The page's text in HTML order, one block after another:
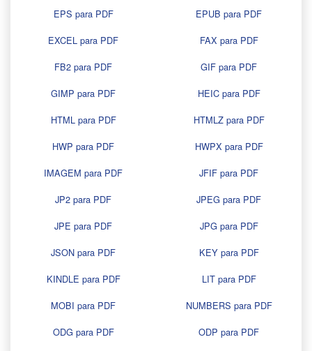
EPS para PDF
EPUB para PDF
EXCEL para PDF
FAX para PDF
FB2 para PDF
GIF para PDF
GIMP para PDF
HEIC para PDF
HTML para PDF
HTMLZ para PDF
HWP para PDF
HWPX para PDF
IMAGEM para PDF
JFIF para PDF
JP2 para PDF
JPEG para PDF
JPE para PDF
JPG para PDF
JSON para PDF
KEY para PDF
KINDLE para PDF
LIT para PDF
MOBI para PDF
NUMBERS para PDF
ODG para PDF
ODP para PDF